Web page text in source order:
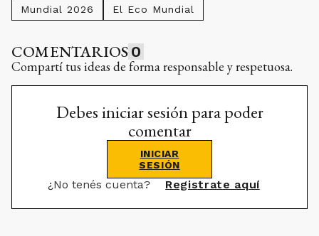
Mundial 2026 El Eco Mundial
COMENTARIOS 0
Compartí tus ideas de forma responsable y respetuosa.
Debes iniciar sesión para poder
comentar
INICIAR
SESIÓN
¿No tenés cuenta? Registrate aquí